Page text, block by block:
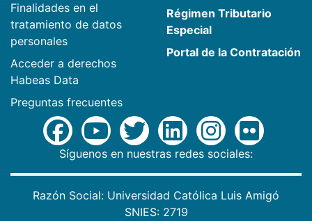
Finalidades en el
tratamiento de datos
personales
Acceder a derechos
Habeas Data
Preguntas frecuentes
Régimen Tributario
Especial
Portal de la Contratación
Síguenos en nuestras redes sociales:
Razón Social: Universidad Católica Luis Amigó
SNIES: 2719